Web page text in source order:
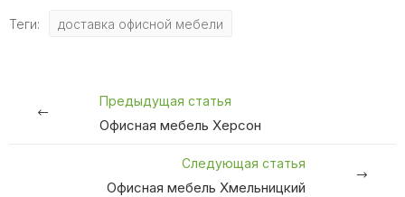
Теги: доставка офисной мебели
Предыдущая статья
Офисная мебель Херсон
Следующая статья
Офисная мебель Хмельницкий